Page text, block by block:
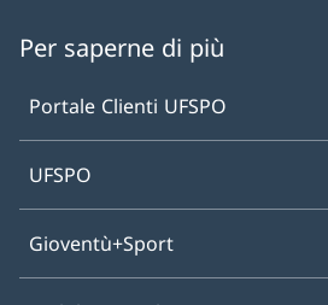
Per saperne di più
Portale Clienti UFSPO
UFSPO
Gioventù+Sport